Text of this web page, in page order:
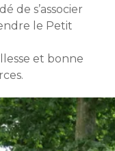
de s’associer
le Petit
et bonne